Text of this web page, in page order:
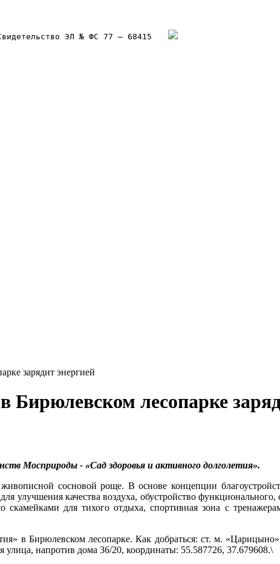
ЭЛ № ФС 77 – 68415
зарядит энергией
Бирюлевском лесопарке
Мосприроды - «Сад здоровья и активного долголетия».
сосновой роще. В основе концепции
улучшения качества воздуха, обустройство
для тихого отдыха, спортивная зона с
в Бирюлевском лесопарке. Как добраться: ст. м.
напротив дома 36/20, координаты: 55.587726, 37.679608.\